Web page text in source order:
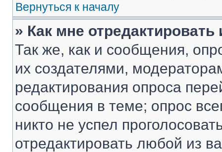
Вернуться к началу
» Как мне
Так же, как и сообщения,
их создателями,
редактирования опроса
сообщения в теме; опрос
никто не успел
отредактировать любой из